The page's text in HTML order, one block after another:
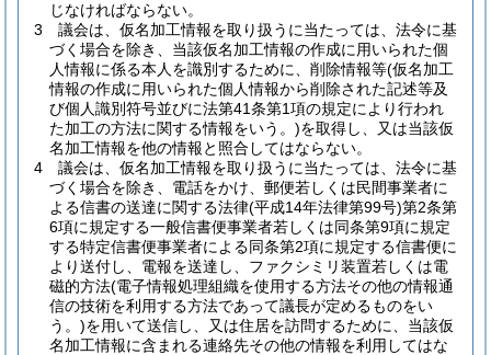
じなければならない。
3
議会は、仮名加工情報を取り扱うに当たっては、法令に基
づく場合を除き、当該仮名加工情報の作成に用いられた個
人情報に係る本人を識別するために、削除情報等(仮名加工
情報の作成に用いられた個人情報から削除された記述等及
び個人識別符号並びに法第41条第1項の規定により行われ
た加工の方法に関する情報をいう。)を取得し、又は当該仮
名加工情報を他の情報と照合してはならない。
4
議会は、仮名加工情報を取り扱うに当たっては、法令に基
づく場合を除き、電話をかけ、郵便若しくは民間事業者に
よる信書の送達に関する法律(平成14年法律第99号)第2条第
6項に規定する一般信書便事業者若しくは同条第9項に規定
する特定信書便事業者による同条第2項に規定する信書便に
より送付し、電報を送達し、ファクシミリ装置若しくは電
磁的方法(電子情報処理組織を使用する方法その他の情報通
信の技術を利用する方法であって議長が定めるものをい
う。)を用いて送信し、又は住居を訪問するために、当該仮
名加工情報に含まれる連絡先その他の情報を利用してはな